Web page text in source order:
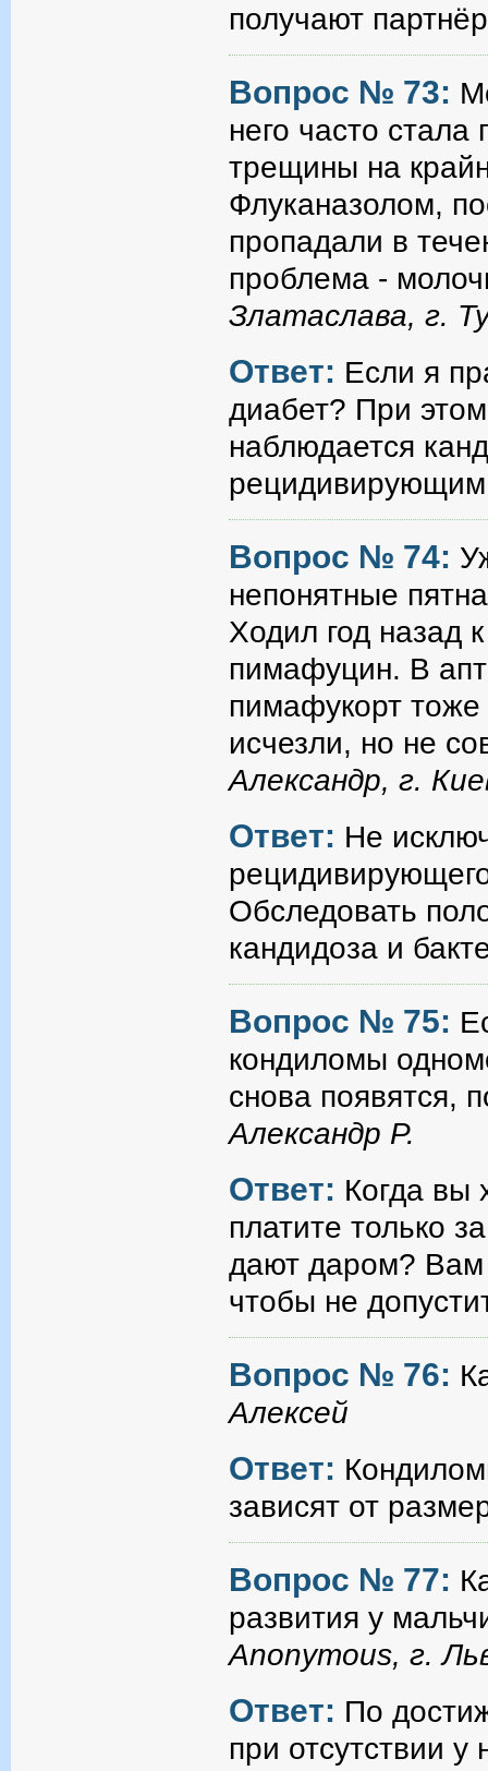
получают
Вопрос № 73:
него часто
трещины на
Флуканазолом,
пропадали в
проблема -
Златаслава, г.
Ответ: Если я
диабет? При
наблюдается
Вопрос № 74:
непонятные
Ходил год назад
пимафуцин. В
пимафукорт тоже
исчезли, но не
Александр, г.
Ответ: Не
Обследовать
кандидоза и
Вопрос № 75:
кондиломы
снова появятся,
Александр Р.
Ответ: Когда вы
платите только
дают даром? Вам
чтобы не
Вопрос № 76:
Алексей
Ответ:
зависят от
Вопрос № 77:
развития у
Anonymous, г.
Ответ: По
при отсутствии у